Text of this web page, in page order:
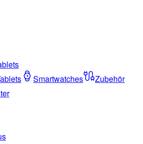
Smartwatches
Zubehör